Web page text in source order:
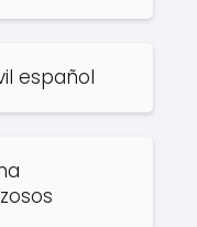
español